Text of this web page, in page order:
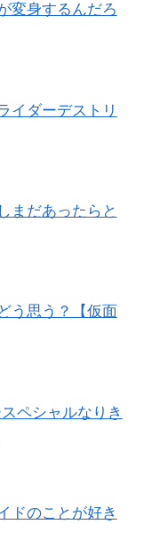
変身するんだろ
イダーデストリ
まだあったらと
う思う？【仮面
ペシャルなりき
ドのことが好き